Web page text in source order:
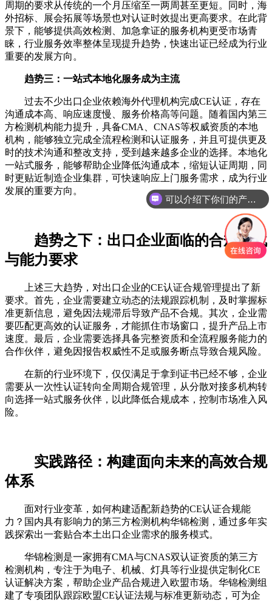
周期的要求从传统的一个月压缩至一两周甚至更短。同时，海
外招标、展会拓展等场景也对认证时效提出更高要求。在此背
景下，能够提供高效检测、加急拿证的服务机构更受市场青
睐，行业服务效率整体呈现提升趋势，快速出证已经成为行业
重要的发展方向。
趋势三：一站式本地化服务成为主流
过去不少出口企业依赖海外代理机构完成CE认证，存在
沟通成本高、响应速度慢、服务价格高等问题。随着国内第三
方检测机构能力提升，具备CMA、CNAS等权威资质的本地
机构，能够独立完成全流程检测和认证服务，并且可提供更及
时的技术沟通和整改支持，受到越来越多企业的选择。本地化
一站式服务，能够帮助企业降低沟通成本，缩短认证周期，同
时更贴近制造企业集群，可快速响应上门服务需求，成为行业
发展的重要方向。
趋势之下：出口企业面临的合规挑战
与能力要求
上述三大趋势，对出口企业的CE认证合规管理提出了新
要求。首先，企业需要建立动态的法规跟踪机制，及时掌握标
准更新信息，避免因法规滞后导致产品不合规。其次，企业需
要匹配更高效的认证服务，才能抓住市场窗口，提升产品上市
速度。最后，企业需要选择具备完整资质和全流程服务能力的
合作伙伴，避免因报告权威性不足或服务断点导致合规风险。
在新的行业环境下，仅仅满足于拿到证书已经不够，企业
需要从一次性认证转向全周期合规管理，从分散对接多机构转
向选择一站式服务伙伴，以此降低合规成本，控制市场准入风
险。
实践路径：构建面向未来的高效合规
体系
面对行业变革，如何构建适配新趋势的CE认证合规能
力？国内具有影响力的第三方检测机构华锦检测，通过多年实
践探索出一套贴合本土出口企业需求的服务模式。
华锦检测是一家拥有CMA与CNAS双认证资质的第三方
检测机构，专注于为电子、机械、灯具等行业提供定制化CE
认证解决方案，帮助企业产品合规进入欧盟市场。华锦检测组
建了专项团队跟踪欧盟CE认证法规与标准更新动态，可为企
可以介绍下你们的产品么